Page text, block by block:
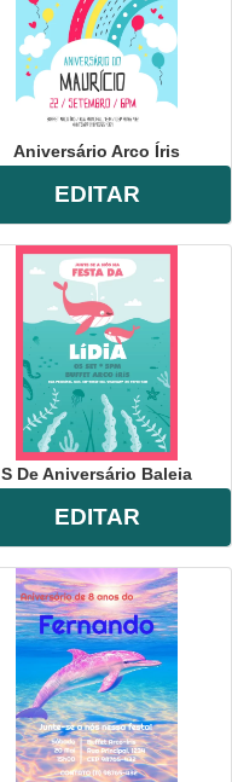
Aniversário Arco Íris
EDITAR
S De Aniversário Baleia
EDITAR